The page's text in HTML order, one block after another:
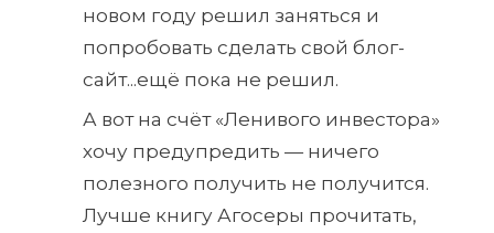
новом году решил заняться и
попробовать сделать свой блог-
сайт...ещё пока не решил.
А вот на счёт «Ленивого инвестора»
хочу предупредить — ничего
полезного получить не получится.
Лучше книгу Агосеры прочитать,